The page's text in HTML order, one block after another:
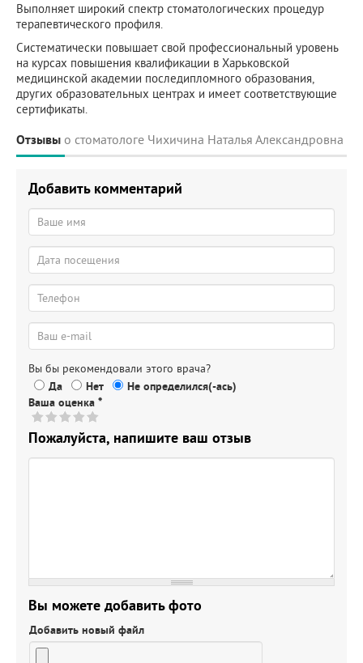
Выполняет широкий спектр стоматологических процедур
терапевтического профиля.
Систематически повышает свой профессиональный уровень
на курсах повышения квалификации в Харьковской
медицинской академии последипломного образования,
других образовательных центрах и имеет соответствующие
сертификаты.
Отзывы о стоматологе Чихичина Наталья Александровна
Добавить комментарий
Вы бы рекомендовали этого врача?
Да
Нет
Не определился(-ась)
Ваша оценка *
Пожалуйста, напишите ваш отзыв
Вы можете добавить фото
Добавить новый файл